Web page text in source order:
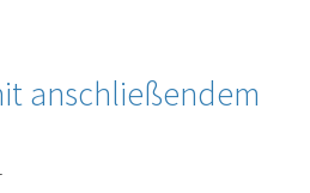
anschließendem
Offenes Ende